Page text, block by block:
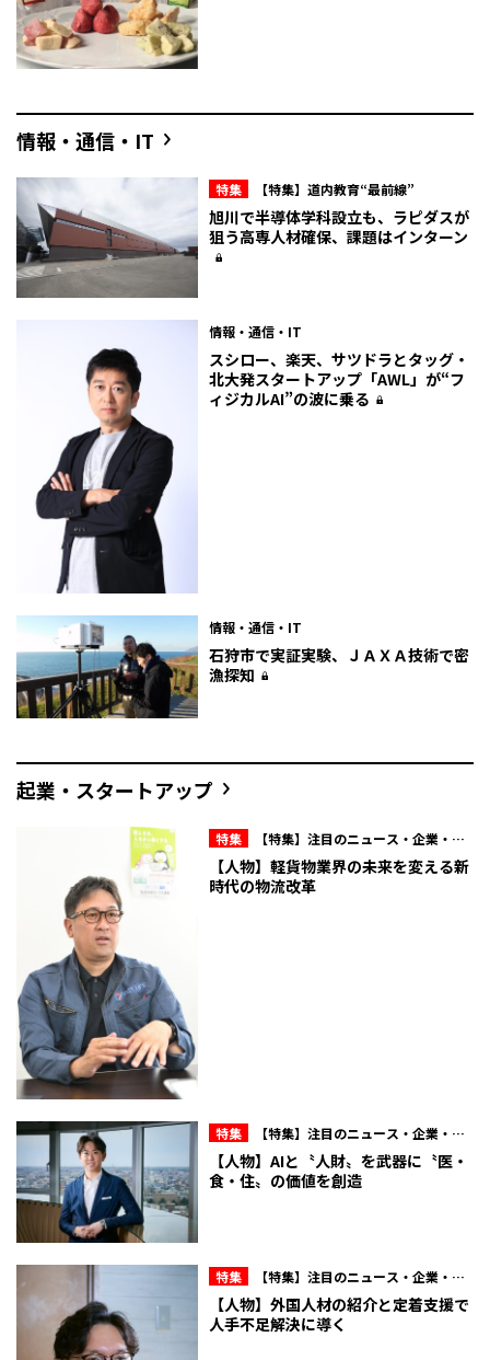
情報・通信・IT
特集 【特集】道内教育“最前線”
旭川で半導体学科設立も、ラピダスが
狙う高専人材確保、課題はインターン
情報・通信・IT
スシロー、楽天、サツドラとタッグ・
北大発スタートアップ「AWL」が“フ
ィジカルAI”の波に乗る
情報・通信・IT
石狩市で実証実験、ＪＡＸＡ技術で密
漁探知
起業・スタートアップ
特集
【特集】注目のニュース・企業・人
物【人物】軽貨物業界の未来を変える新
時代の物流改革
特集
【特集】注目のニュース・企業・人
物【人物】AIと〝人財〟を武器に〝医・
食・住〟の価値を創造
特集
【特集】注目のニュース・企業・人
物【人物】外国人材の紹介と定着支援で
人手不足解決に導く